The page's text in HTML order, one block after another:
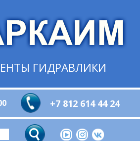
ГИДРАВЛИКИ
+7 812 614 44 24